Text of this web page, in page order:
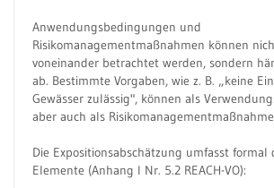
Anwendungsbedingungen und
Risikomanagementmaßnahmen können
voneinander betrachtet werden, sondern
ab. Bestimmte Vorgaben, wie z. B. „keine
Gewässer zulässig", können als
aber auch als
Die Expositionsabschätzung umfasst formal
Elemente (Anhang I Nr. 5.2 REACH-VO):